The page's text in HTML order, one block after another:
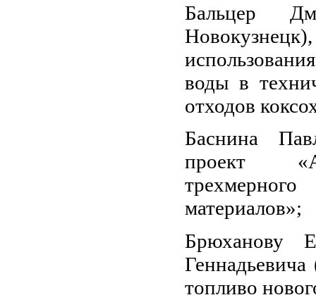
Бальцер
воды в
отходов
Баснина
проект
материалов»;
Брюханову
топливо